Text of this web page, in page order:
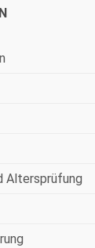
Altersprüfung